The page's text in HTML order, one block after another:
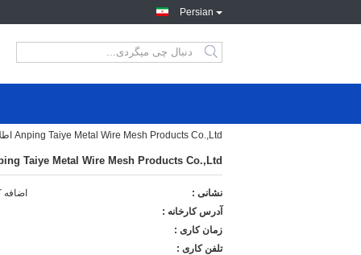
Persian
Anping Taiye Metal Wire Mesh Products Co.,Ltd اطلاعات تماس
Taiye Metal Wire Mesh Products Co.,Ltd
نشانی :
اضافه کنید: 50 متر شرق روستای ژانگرو ، شهرستان
آدرس کارخانه :
زمان کاری :
تلفن کاری :